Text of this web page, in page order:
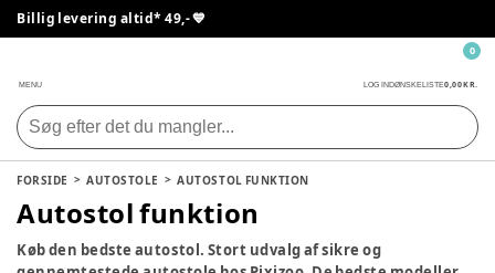
Billig levering altid* 49,- 💙
MENU LOG INDØNSKELISTE0,00 KR.
0
FORSIDE AUTOSTOLE AUTOSTOL FUNKTION
Autostol funktion
Køb den bedste autostol. Stort udvalg af sikre og